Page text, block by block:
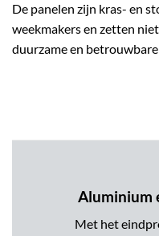
De panelen zijn kras- en
weekmakers en zetten
duurzame en betrouwbare
Aluminium
Met het